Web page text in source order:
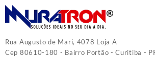
Rua Augusto de Mari, 4078 Loja A
Cep 80610-180 - Bairro Portão - Curitiba -